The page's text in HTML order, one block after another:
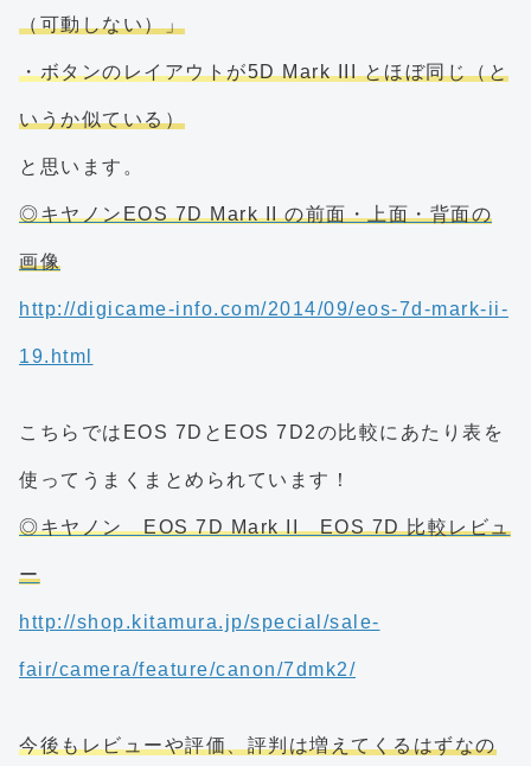
（可動しない）」
・ボタンのレイアウトが5D Mark III とほぼ同じ（と
いうか似ている）
と思います。
◎キヤノンEOS 7D Mark II の前面・上面・背面の
画像
http://digicame-info.com/2014/09/eos-7d-mark-ii-
19.html
こちらではEOS 7DとEOS 7D2の比較にあたり表を
使ってうまくまとめられています！
◎キヤノン EOS 7D Mark II EOS 7D 比較レビュ
ー
http://shop.kitamura.jp/special/sale-
fair/camera/feature/canon/7dmk2/
今後もレビューや評価、評判は増えてくるはずなの